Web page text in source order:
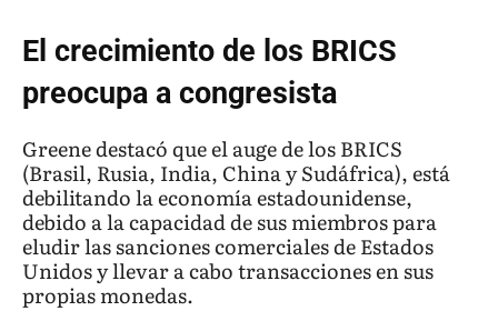
El crecimiento de los BRICS
preocupa a congresista
Greene destacó que el auge de los BRICS
(Brasil, Rusia, India, China y Sudáfrica), está
debilitando la economía estadounidense,
debido a la capacidad de sus miembros para
eludir las sanciones comerciales de Estados
Unidos y llevar a cabo transacciones en sus
propias monedas.